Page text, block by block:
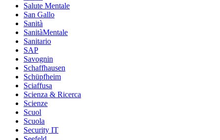
Salute Mentale
San Gallo
Sanità
SanitàMentale
Sanitario
SAP
Savognin
Schaffhausen
Schüpfheim
Sciaffusa
Scienza & Ricerca
Scienze
Scuol
Scuola
Security IT